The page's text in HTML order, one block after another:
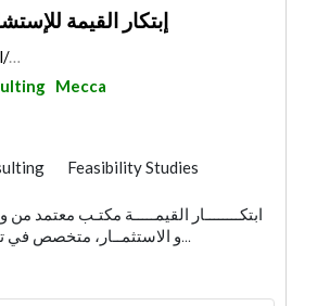
إبتكار القيمة
https://goo.gl/maps/pHeGCPcQtsGcBcQR7
Mecca
Feasibility Studies
ابتكــــــــار القيمـــــة مكتـب معتمد من
و الاستثمــار، متخصص في تقديــم الخدمــا...